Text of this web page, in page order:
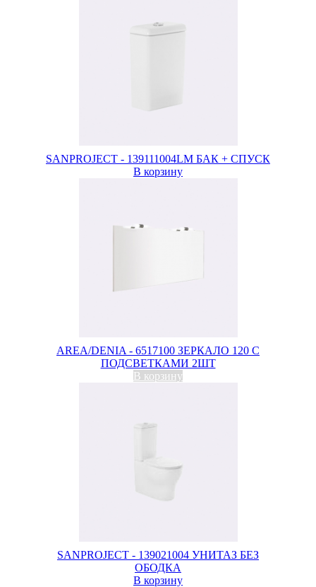
SANPROJECT - 139111004LM БАК + СПУСК
В корзину
AREA/DENIA - 6517100 ЗЕРКАЛО 120 С
ПОДСВЕТКАМИ 2ШТ
В корзину
SANPROJECT - 139021004 УНИТАЗ БЕЗ
ОБОДКА
В корзину